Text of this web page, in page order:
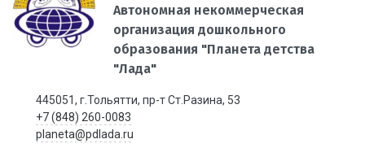
Автономная некоммерческая
организация дошкольного
образования "Планета детства
"Лада"
445051, г.Тольятти, пр-т Ст.Разина, 53
+7 (848) 260-0083
planeta@pdlada.ru